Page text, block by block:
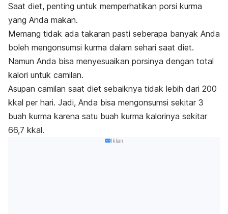
Saat diet, penting untuk memperhatikan porsi kurma
yang Anda makan.
Memang tidak ada takaran pasti seberapa banyak Anda
boleh mengonsumsi kurma dalam sehari saat diet.
Namun Anda bisa menyesuaikan porsinya dengan total
kalori untuk camilan.
Asupan camilan saat diet sebaiknya tidak lebih dari 200
kkal per hari. Jadi, Anda bisa mengonsumsi sekitar 3
buah kurma karena satu buah kurma kalorinya sekitar
66,7 kkal.
Iklan